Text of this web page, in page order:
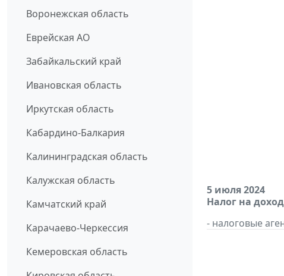
Воронежская область
Еврейская АО
Забайкальский край
Ивановская область
Иркутская область
Кабардино-Балкария
Калининградская область
Калужская область
Камчатский край
Карачаево-Черкессия
Кемеровская область
5 июля 2024
Налог на
- налоговые